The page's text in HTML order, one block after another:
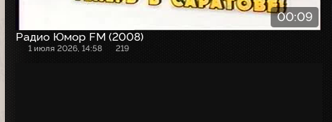
00:09
Радио Юмор FM (2008)
1 июля 2026, 14:58 219